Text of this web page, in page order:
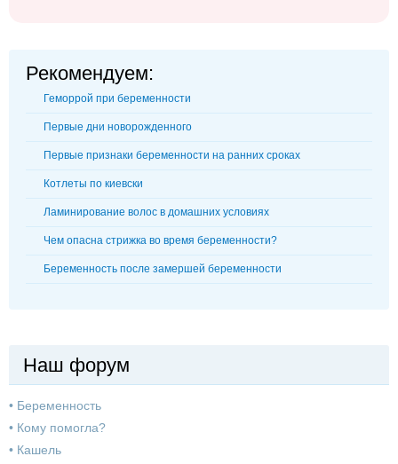
Рекомендуем:
Геморрой при беременности
Первые дни новорожденного
Первые признаки беременности на ранних сроках
Котлеты по киевски
Ламинирование волос в домашних условиях
Чем опасна стрижка во время беременности?
Беременность после замершей беременности
Наш форум
• Беременность
• Кому помогла?
• Кашель